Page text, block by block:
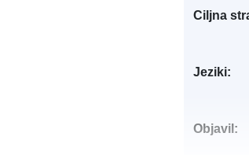
Ciljna
Jeziki:
Objavil: